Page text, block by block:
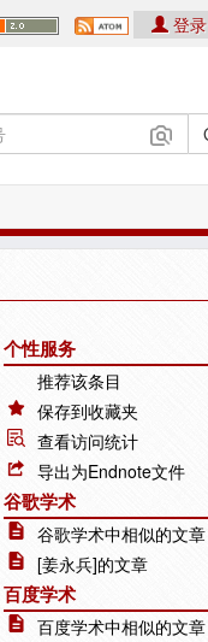
登录
个性服务
推荐该条目
保存到收藏夹
查看访问统计
导出为Endnote文件
谷歌学术
谷歌学术中相似的文章
[姜永兵]的文章
百度学术
百度学术中相似的文章